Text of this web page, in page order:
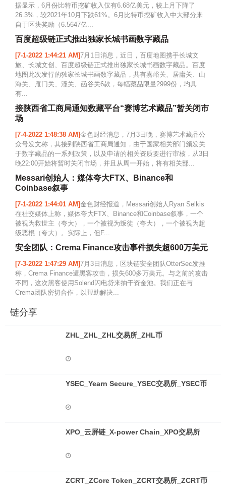
据显示，6月份比特币挖矿收入仅有6.68亿美元，较上月下降了
26.3%，较2021年10月下跌61%。6月比特币挖矿收入中大部分来
自于区块奖励（6.5647亿...
百度超级链正式推出独家长城书画数字藏品
[7-1-2022 1:44:21 AM]7月1日消息，近日，百度地图携手长城文
旅、长城文创、百度超级链正式推出独家长城书画数字藏品。百度
地图此次发行的独家长城书画数字藏品，共有嘉峪关、居庸关、山
海关、雁门关、潼关、函谷关6款，每幅藏品限量2999份，均具
有...
接陕西省工商局通知数藏平台“赛博艺术藏品”暂关闭市
场
[7-4-2022 1:48:38 AM]金色财经消息，7月3日晚，赛博艺术藏品公
众号发文称，其接到陕西省工商局通知，由于国家相关部门颁发关
于数字藏品的一系列政策，以及申请的相关资质要进行审核，从3日
晚22:00开始将暂时关闭市场，并且从周一开始，将有相关部...
Messari创始人：媒体夸大FTX、Binance和
Coinbase叙事
[7-1-2022 1:44:01 AM]金色财经报道，Messari创始人Ryan Selkis
在社交媒体上称，媒体夸大FTX、Binance和Coinbase叙事，一个
被视为救世主（夸大），一个被视为叛徒（夸大），一个被视为超
级恶棍（夸大）。实际上，但F...
安全团队：Crema Finance攻击事件损失超600万美元
[7-3-2022 1:47:29 AM]7月3日消息，区块链安全团队OtterSec发推
称，Crema Finance遭黑客攻击，损失600多万美元。与之前的攻击
不同，这次黑客使用Solend闪电贷来抽干资金池。我们正在与
Crema团队密切合作，以帮助解决...
链分享
ZHL_ZHL_ZHL交易所_ZHL币
YSEC_Yearn Secure_YSEC交易所_YSEC币
XPO_云屏链_X-power Chain_XPO交易所
ZCRT_ZCore Token_ZCRT交易所_ZCRT币